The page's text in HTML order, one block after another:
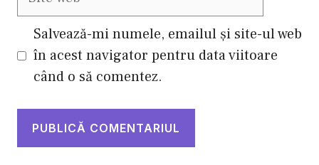
web
Salvează-mi numele, emailul și site-ul web
în acest navigator pentru data viitoare
când o să comentez.